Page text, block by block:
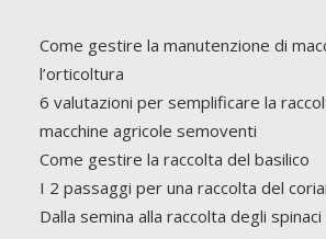
Come gestire la manutenzione di
l’orticoltura
6 valutazioni per semplificare la
macchine agricole semoventi
Come gestire la raccolta del basilico
I 2 passaggi per una raccolta del
Dalla semina alla raccolta degli spinaci